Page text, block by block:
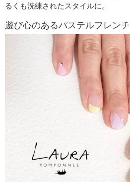
るくも洗練されたスタイルに。
遊び心のあるパステルフレンチ